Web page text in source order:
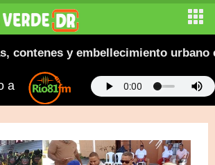
y embellecimiento urbano en
a